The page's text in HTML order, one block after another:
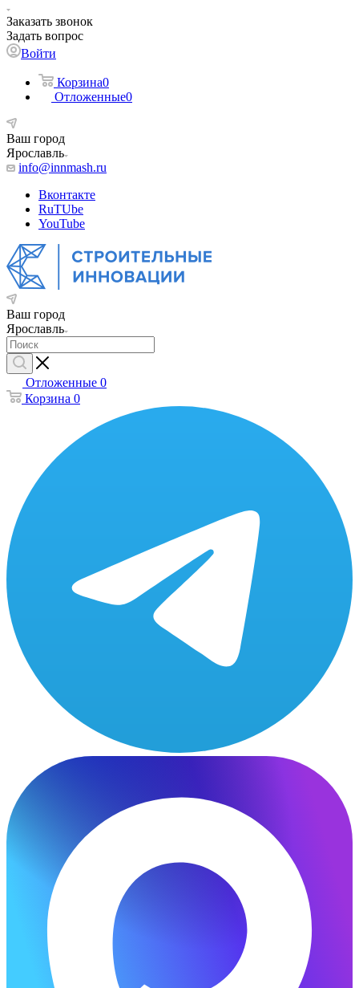
Заказать звонок
Задать вопрос
Войти
Корзина0
Отложенные0
Ваш город
Ярославль
info@innmash.ru
Вконтакте
RuTUbe
YouTube
Ваш город
Ярославль
Отложенные 0
Корзина 0